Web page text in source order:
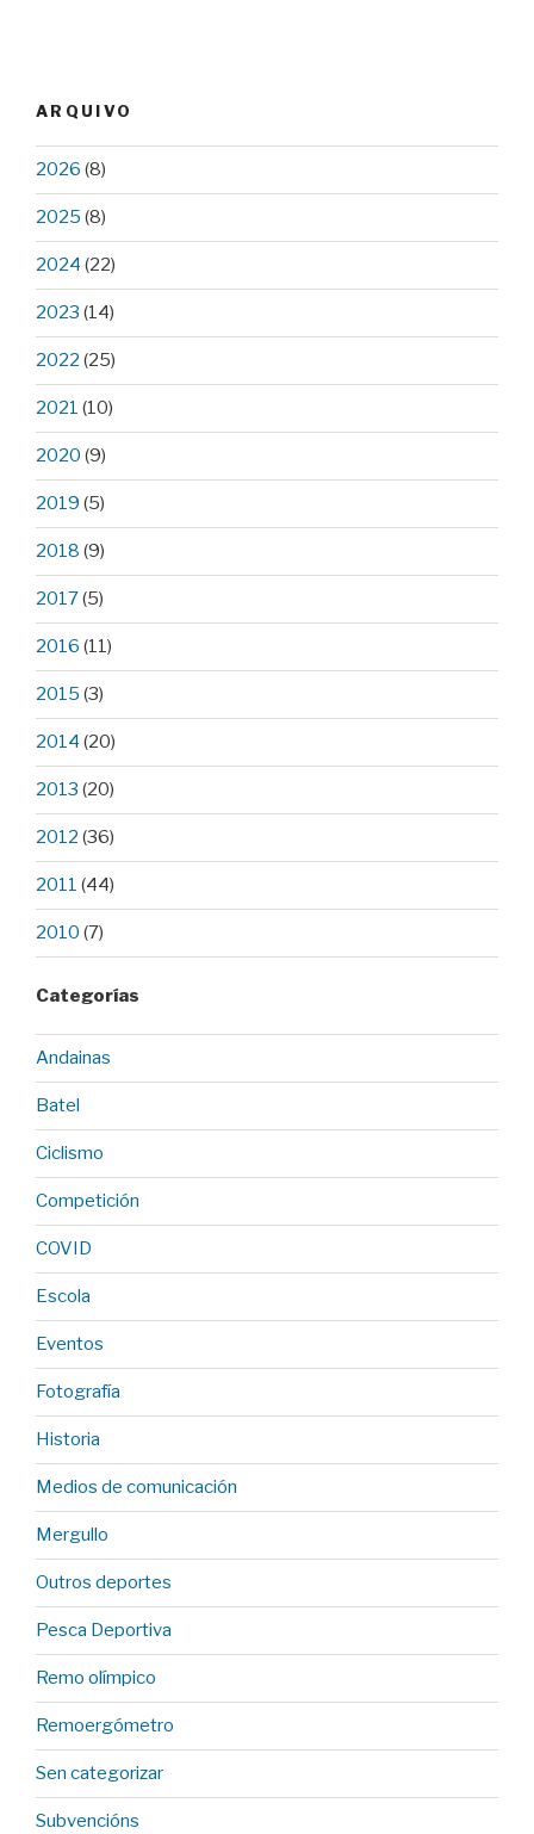
ARQUIVO
2026 (8)
2025 (8)
2024 (22)
2023 (14)
2022 (25)
2021 (10)
2020 (9)
2019 (5)
2018 (9)
2017(5)
2016 (11)
2015 (3)
2014 (20)
2013 (20)
2012 (36)
2011 (44)
2010 (7)
Categorías
Andainas
Batel
Ciclismo
Competición
COVID
Escola
Eventos
Fotografía
Historia
Medios de comunicación
Mergullo
Outros deportes
Pesca Deportiva
Remo olímpico
Remoergómetro
Sen categorizar
Subvencións